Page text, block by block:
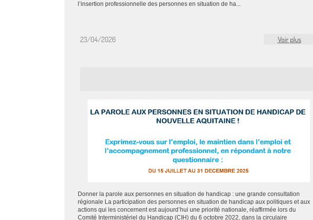
l’insertion professionnelle des personnes en situation de ha...
23/04/2026 Voir plus
Donner la parole aux personnes en situation de handicap : une grande consultation
régionale La participation des personnes en situation de handicap aux politiques et aux
actions qui les concernent est aujourd’hui une priorité nationale, réaffirmée lors du
Comité Interministériel du Handicap (CIH) du 6 octobre 2022, dans la circulaire